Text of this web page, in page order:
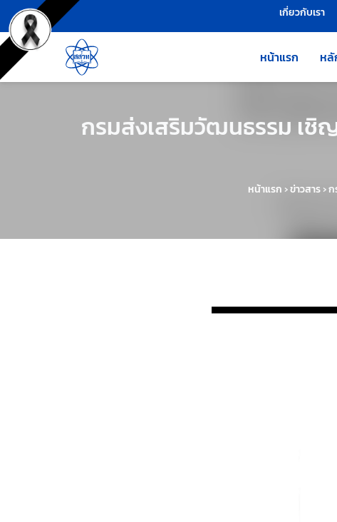
ข้ามไปยังเนื้อหาหลัก
เครื่องมือช่วยเหลือ เกี่ยวกับเรา
หน้าแรก หลั
กรมส่งเสริมวัฒนธรรม เชิ
หน้าแรก ›ข่าวสาร›ก